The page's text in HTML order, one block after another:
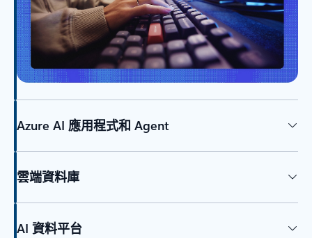
Azure AI 應用程式和 Agent
雲端資料庫
AI 資料平台